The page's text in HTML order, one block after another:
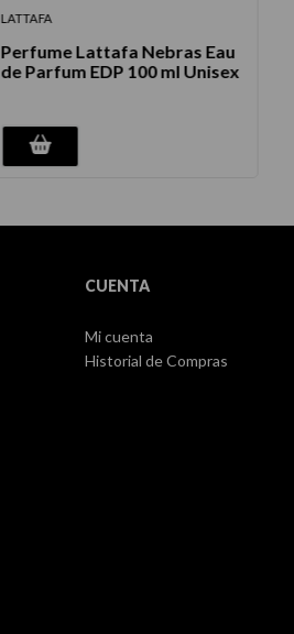
LATTAFA
Perfume Lattafa Nebras Eau
de Parfum EDP 100 ml Unisex
CUENTA
Mi cuenta
Historial de Compras